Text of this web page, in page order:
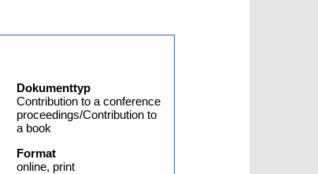
Dokumenttyp
Contribution to a conference
proceedings/Contribution to
a book
Format
online, print